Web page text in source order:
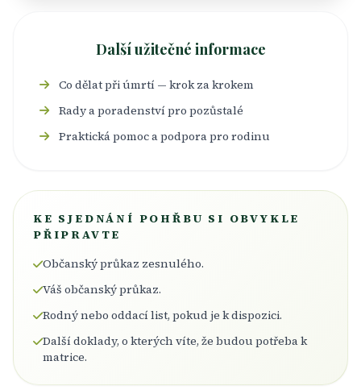
Další užitečné informace
Co dělat při úmrtí — krok za krokem
Rady a poradenství pro pozůstalé
Praktická pomoc a podpora pro rodinu
KE SJEDNÁNÍ POHŘBU SI OBVYKLE
PŘIPRAVTE
Občanský průkaz zesnulého.
Váš občanský průkaz.
Rodný nebo oddací list, pokud je k dispozici.
Další doklady, o kterých víte, že budou potřeba k
matrice.